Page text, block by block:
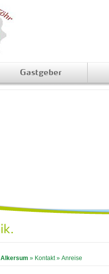
Gastgeber
Alkersum » Kontakt» Anreise